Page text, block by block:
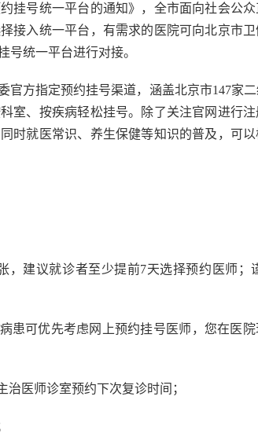
挂号统一平台的通知》，全市面向社会公
接入统一平台，有需求的医院可向北京市
号统一平台进行对接。
官方指定预约挂号渠道，涵盖北京市147家
室、按疾病轻松挂号。除了关注官网进行
时就医常识、养生保健等知识的普及，可
，建议就诊者至少提前7天选择预约医师；
患可优先考虑网上预约挂号医师，您在医
医师诊室预约下次复诊时间；